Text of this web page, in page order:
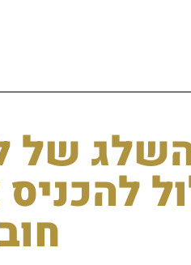
של
להכניס